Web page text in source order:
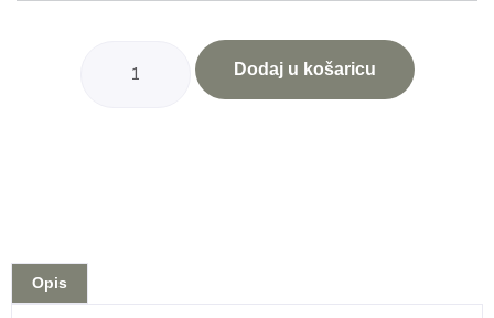
Dodaj u košaricu
Opis